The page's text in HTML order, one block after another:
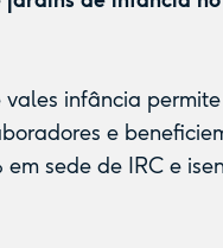
vales infância
e
sede de IRC e